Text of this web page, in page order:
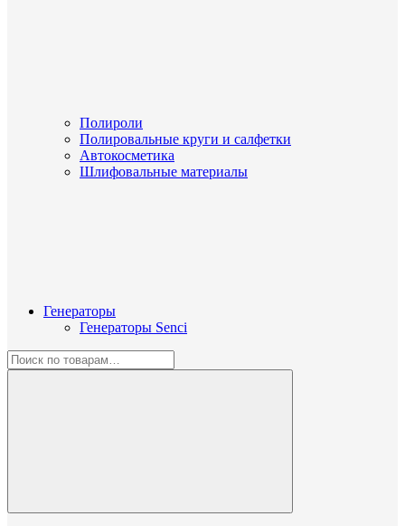
Полироли
Полировальные круги и салфетки
Автокосметика
Шлифовальные материалы
Генераторы
Генераторы Senci